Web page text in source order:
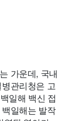
가운데, 국내
관리청은 고
일해 백신 접
일해는 발작